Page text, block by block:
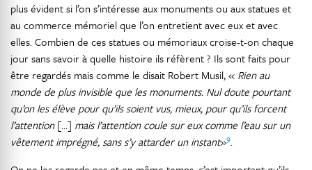
plus évident si l’on s’intéresse aux monuments ou aux statues et
au commerce mémoriel que l’on entretient avec eux et avec
elles. Combien de ces statues ou mémoriaux croise-t-on chaque
jour sans savoir à quelle histoire ils réfèrent ? Ils sont faits pour
être regardés mais comme le disait Robert Musil, « Rien au
monde de plus invisible que les monuments. Nul doute pourtant
qu’on les élève pour qu’ils soient vus, mieux, pour qu’ils forcent
l’attention[...] mais l’attention coule sur eux comme l’eau sur un
vêtement imprégné, sans s’y attarder un instant»9.